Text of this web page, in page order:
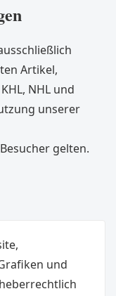
Artikel,
NHL und
unserer
gelten.
und